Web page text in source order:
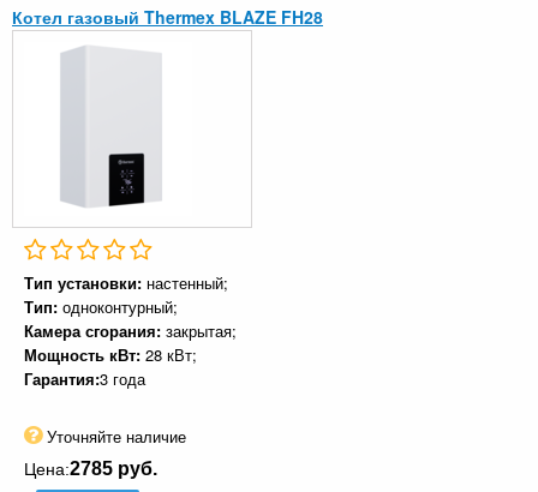
Котел газовый Thermex BLAZE FH28
Тип установки: настенный;
Тип: одноконтурный;
Камера сгорания: закрытая;
Мощность кВт: 28 кВт;
Гарантия:3 года
Уточняйте наличие
Цена:2785 руб.